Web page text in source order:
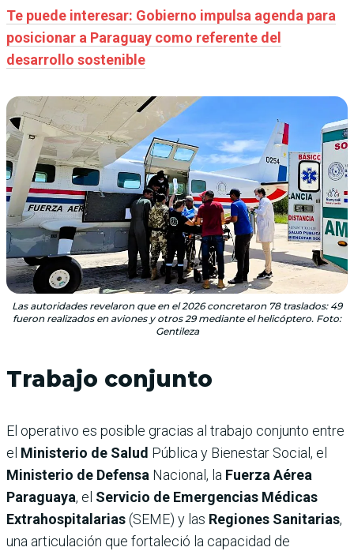
Te puede interesar: Gobierno impulsa agenda para
posicionar a Paraguay como referente del
desarrollo sostenible
Las autoridades revelaron que en el 2026 concretaron 78 traslados: 49
fueron realizados en aviones y otros 29 mediante el helicóptero. Foto:
Gentileza
Trabajo conjunto
El operativo es posible gracias al trabajo conjunto entre
el Ministerio de Salud Pública y Bienestar Social, el
Ministerio de Defensa Nacional, la Fuerza Aérea
Paraguaya, el Servicio de Emergencias Médicas
Extrahospitalarias(SEME) y las Regiones Sanitarias,
una articulación que fortaleció la capacidad de